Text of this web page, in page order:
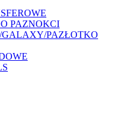
PAZNOKCI
PAZŁOTKO